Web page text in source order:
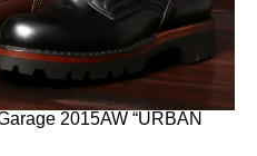
2015AW “URBAN